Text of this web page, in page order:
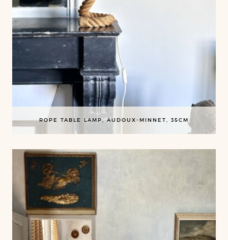
ROPE TABLE LAMP, AUDOUX-MINNET, 35CM